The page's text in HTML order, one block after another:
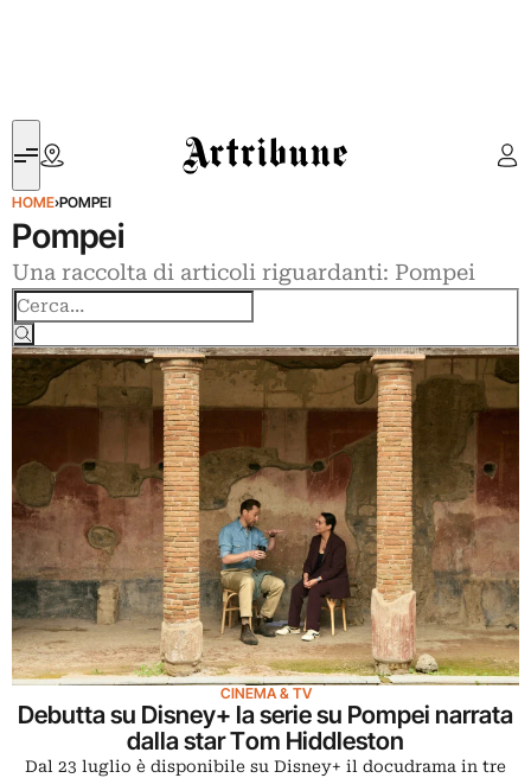
Artribune
HOME›POMPEI
Pompei
Una raccolta di articoli riguardanti: Pompei
Cerca
CINEMA & TV
Debutta su Disney+ la serie su Pompei narrata
dalla star Tom Hiddleston
Dal 23 luglio è disponibile su Disney+ il docudrama in tre